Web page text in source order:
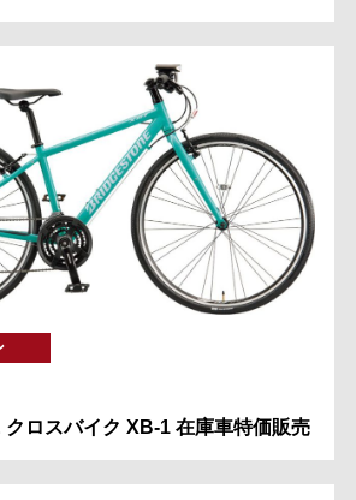
クロスバイク XB-1 在庫車特価販売